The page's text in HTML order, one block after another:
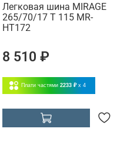
Легковая шина MIRAGE
265/70/17 T 115 MR-
HT172
8 510 ₽
Плати частями 2233 ₽ x 4